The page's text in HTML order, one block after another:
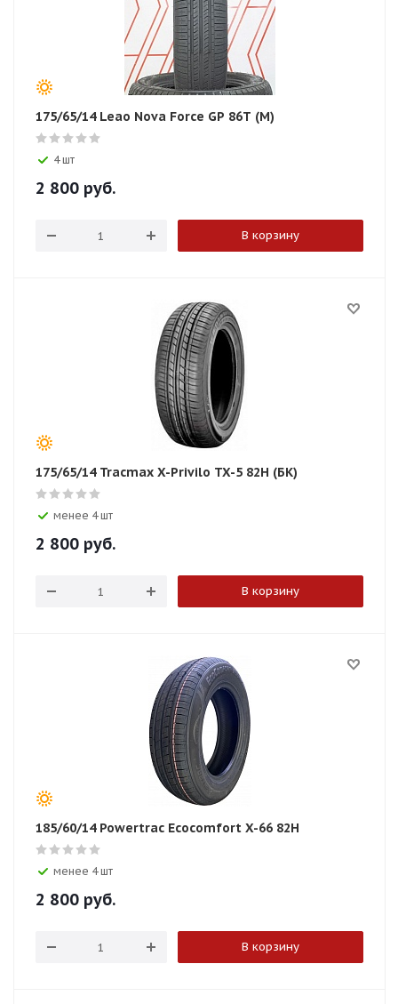
175/65/14 Leao Nova Force GP 86T (M)
4 шт
2 800 руб.
В корзину
175/65/14 Tracmax X-Privilo TX-5 82H (БК)
менее 4 шт
2 800 руб.
В корзину
185/60/14 Powertrac Ecocomfort X-66 82H
менее 4 шт
2 800 руб.
В корзину